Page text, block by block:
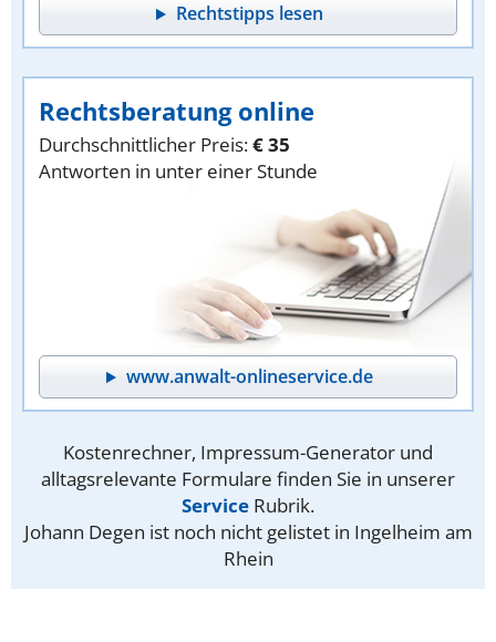
Rechtstipps lesen
Rechtsberatung online
Durchschnittlicher Preis:€ 35
Antworten in unter einer Stunde
www.anwalt-onlineservice.de
Kostenrechner, Impressum-Generator und
alltagsrelevante Formulare finden Sie in unserer
Service Rubrik.
Johann Degen ist noch nicht gelistet in Ingelheim am
Rhein